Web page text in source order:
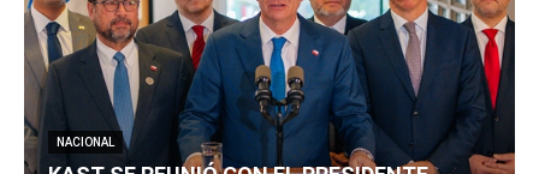
NACIONAL